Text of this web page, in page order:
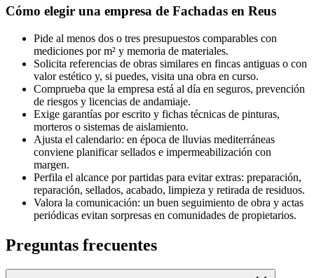
Cómo elegir una empresa de Fachadas en Reus
Pide al menos dos o tres presupuestos comparables con
mediciones por m² y memoria de materiales.
Solicita referencias de obras similares en fincas antiguas o con
valor estético y, si puedes, visita una obra en curso.
Comprueba que la empresa está al día en seguros, prevención
de riesgos y licencias de andamiaje.
Exige garantías por escrito y fichas técnicas de pinturas,
morteros o sistemas de aislamiento.
Ajusta el calendario: en época de lluvias mediterráneas
conviene planificar sellados e impermeabilización con
margen.
Perfila el alcance por partidas para evitar extras: preparación,
reparación, sellados, acabado, limpieza y retirada de residuos.
Valora la comunicación: un buen seguimiento de obra y actas
periódicas evitan sorpresas en comunidades de propietarios.
Preguntas frecuentes